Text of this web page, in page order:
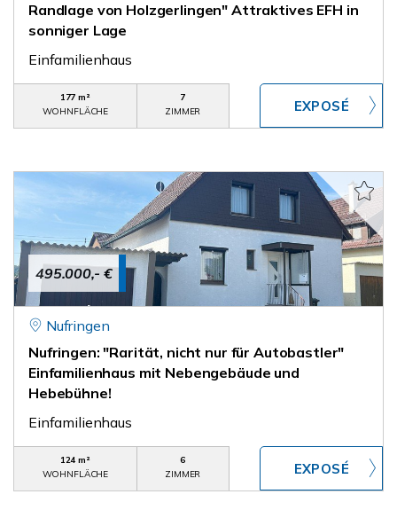
Randlage von Holzgerlingen" Attraktives EFH in
sonniger Lage
Einfamilienhaus
177 m²
WOHNFLÄCHE
7
ZIMMER
495.000,- €
Nufringen
Nufringen: "Rarität, nicht nur für Autobastler"
Einfamilienhaus mit Nebengebäude und
Hebebühne!
Einfamilienhaus
124 m²
WOHNFLÄCHE
6
ZIMMER